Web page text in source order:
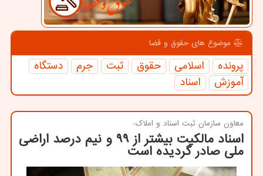
موضوع های حقوق و قضا
پرونده اسلامی حقوق ثبت جرم
دستگاه
آموزش
اسناد
معاون سازمان ثبت اسناد و املاك:
اسناد مالکیت بیشتر از ۹۹ و نیم درصد اراضی
ملی صادر گردیده است